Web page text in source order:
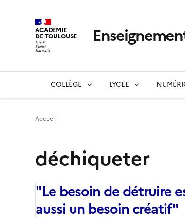
ACADÉMIE
DE TOULOUSE
COLLÈGE LYCÉE
Accueil
déchiqueter
"Le besoin de détruire
aussi un besoin créatif"